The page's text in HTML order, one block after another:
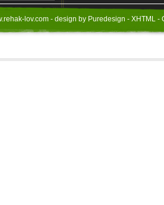
lov.com - design by Puredesign - XHTML -